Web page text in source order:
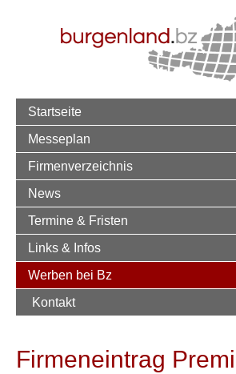
Startseite
Messeplan
Firmenverzeichnis
News
Termine & Fristen
Links & Infos
Werben bei Bz
Kontakt
Firmeneintrag